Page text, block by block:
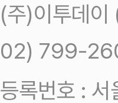
(주)이투데
02) 799-
등록번호 :